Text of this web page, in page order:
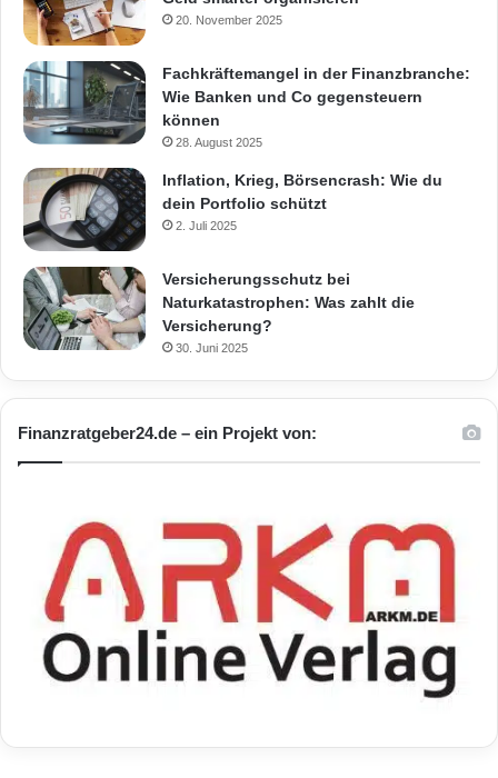
20. November 2025
Fachkräftemangel in der Finanzbranche:
Wie Banken und Co gegensteuern
können
28. August 2025
Inflation, Krieg, Börsencrash: Wie du
dein Portfolio schützt
2. Juli 2025
Versicherungsschutz bei
Naturkatastrophen: Was zahlt die
Versicherung?
30. Juni 2025
Finanzratgeber24.de – ein Projekt von: